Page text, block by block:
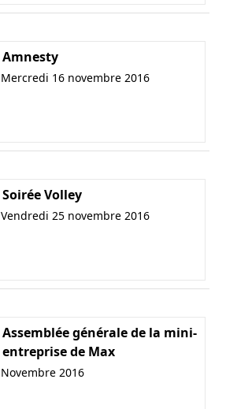
Amnesty
Mercredi 16 novembre 2016
Soirée Volley
Vendredi 25 novembre 2016
Assemblée générale de la mini-
entreprise de Max
Novembre 2016